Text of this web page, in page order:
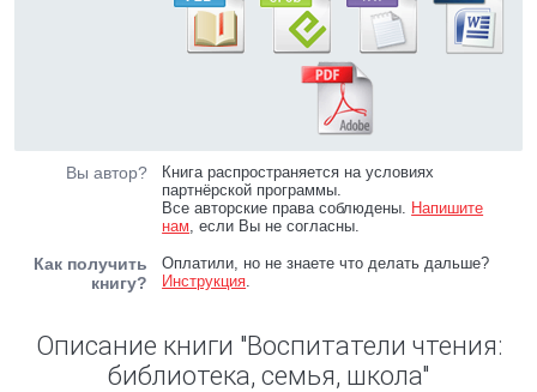
Вы автор?
Книга распространяется на условиях
партнёрской программы.
Все авторские права соблюдены. Напишите
нам, если Вы не согласны.
Как получить
книгу?
Оплатили, но не знаете что делать дальше?
Инструкция.
Описание книги "Воспитатели чтения:
библиотека, семья, школа"